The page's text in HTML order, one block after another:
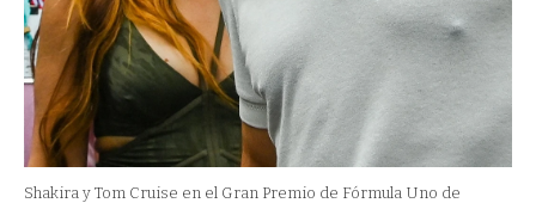
Shakira y Tom Cruise en el Gran Premio de Fórmula Uno de